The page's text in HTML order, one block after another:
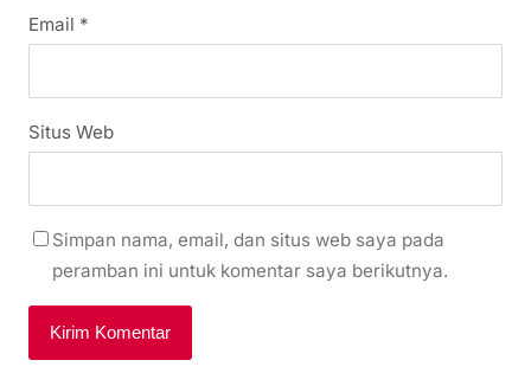
Email *
Situs Web
Simpan nama, email, dan situs web saya pada
peramban ini untuk komentar saya berikutnya.